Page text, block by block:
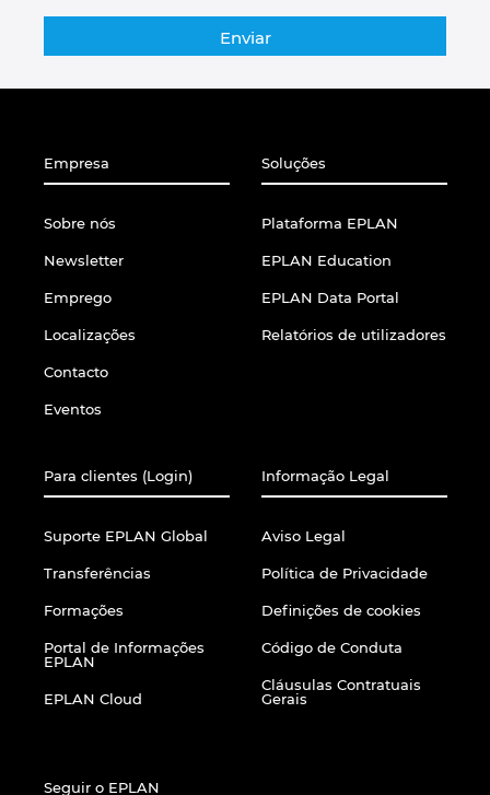
Empresa
Sobre nós
Newsletter
Emprego
Localizações
Contacto
Eventos
Soluções
Plataforma EPLAN
EPLAN Education
EPLAN Data Portal
Relatórios de utilizadores
Para clientes (Login)
Suporte EPLAN Global
Transferências
Formações
Portal de Informações
EPLAN
EPLAN Cloud
Informação Legal
Aviso Legal
Política de Privacidade
Definições de cookies
Código de Conduta
Cláusulas Contratuais
Gerais
Seguir o EPLAN